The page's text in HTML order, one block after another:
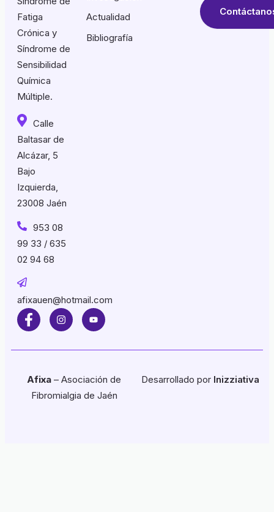
Fatiga
Crónica y
Síndrome de
Sensibilidad
Química
Múltiple.
Calle
Baltasar de
Alcázar, 5
Bajo
Izquierda,
23008 Jaén
953 08
99 33 / 635
02 94 68
afixauen@hotmail.com
Actualidad
Bibliografía
Afixa – Asociación de
Fibromialgia de Jaén
Desarrollado por Inizziativa